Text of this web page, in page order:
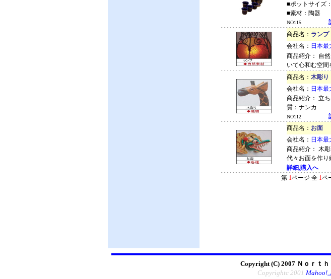
■ポットサイズ
■素材：陶器
NO115
商品名： ランプ
会社名： 日本
商品紹介： 自
いて心和む空間
商品名： 木彫り
会社名： 日本
商品紹介： 立
質：ナンカ
NO112
商品名： お面
会社名： 日本
商品紹介： 木
代々お面を作り
詳細,購入へ
第 1ページ 全 1ペ
Copyright (C) 2007 Ｎｏｒ
Copyrightc 2001 Mahoo!